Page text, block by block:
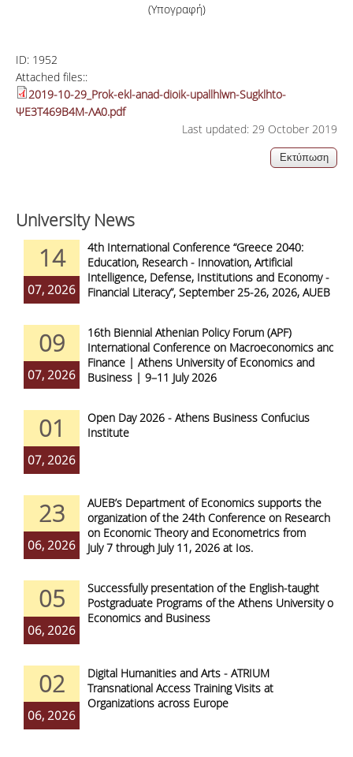
(Υπογραφή)
ID: 1952
Attached files::
2019-10-29_Prok-ekl-anad-dioik-upallhlwn-Sugklhto-
ΨΕ3Τ469Β4Μ-ΛΑ0.pdf
Last updated: 29 October 2019
University News
14
07, 2026
4th International Conference “Greece 2040:
Education, Research - Innovation, Artificial
Intelligence, Defense, Institutions and Economy -
Financial Literacy”, September 25-26, 2026, AUEB
09
07, 2026
16th Biennial Athenian Policy Forum (APF)
International Conference on Macroeconomics and
Finance | Athens University of Economics and
Business | 9–11 July 2026
01
07, 2026
Open Day 2026 - Athens Business Confucius
Institute
23
06, 2026
AUEB’s Department of Economics supports the
organization of the 24th Conference on Research
on Economic Theory and Econometrics from
July 7 through July 11, 2026 at Ios.
05
06, 2026
Successfully presentation of the English-taught
Postgraduate Programs of the Athens University of
Economics and Business
02
06, 2026
Digital Humanities and Arts - ATRIUM
Transnational Access Training Visits at
Organizations across Europe